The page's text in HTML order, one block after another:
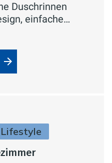
Duschrinnen
einfache
Lifestyle